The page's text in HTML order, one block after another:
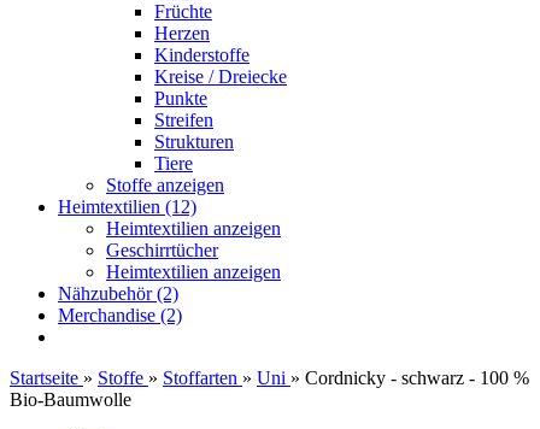
Früchte
Herzen
Kinderstoffe
Kreise / Dreiecke
Punkte
Streifen
Strukturen
Tiere
Stoffe anzeigen
Heimtextilien (12)
Heimtextilien anzeigen
Geschirrtücher
Heimtextilien anzeigen
Nähzubehör (2)
Merchandise (2)
Startseite » Stoffe » Stoffarten » Uni » Cordnicky - schwarz - 100 %
Bio-Baumwolle